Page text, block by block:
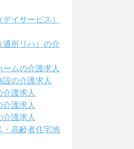
イサービス）
通所リハ）の介
ムの介護求人
の介護求人
護求人
護求人
護求人
・高齢者住宅地